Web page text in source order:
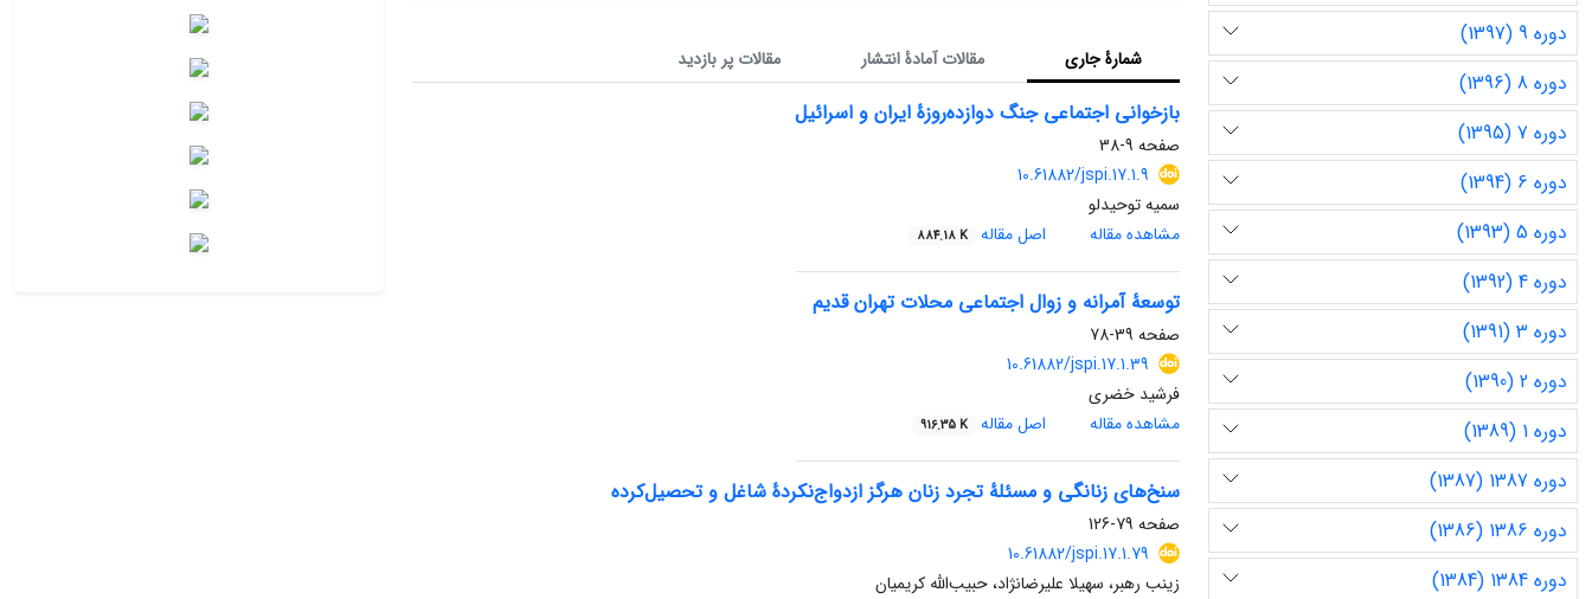
دوره 9 (1397)
دوره 8 (1396)
دوره 7 (1395)
دوره 6 (1394)
دوره 5 (1393)
دوره 4 (1392)
دوره 3 (1391)
دوره 2 (1390)
دوره 1 (1389)
دوره 1387 (1387)
دوره 1386 (1386)
دوره 1384 (1384)
شمارۀ جاری مقالات آمادۀ انتشار مقالات پر بازدید
بازخوانی اجتماعی جنگ دوازده‌روزۀ ایران و اسرائیل
صفحه 9-38
‎ ‎ 10.61882/jspi.17.1.9
سمیه توحیدلو
مشاهده مقاله
اصل مقاله 884.18 K
توسعۀ آمرانه و زوال اجتماعی محلات تهران قدیم
صفحه 39-78
‎ ‎ 10.61882/jspi.17.1.39
فرشید خضری
مشاهده مقاله
اصل مقاله 916.35 K
سنخ‌های زنانگی و مسئلۀ تجرد زنان هرگز ازدواج‌نکردۀ شاغل و تحصیل‌کرده
صفحه 79-126
10.61882/jspi.17.1.79
زینب رهبر، سهیلا علیرضانژاد، حبیب‌الله کریمیان